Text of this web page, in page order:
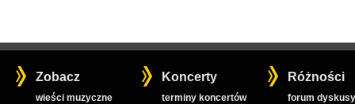
Zobacz
wieści muzyczne
Koncerty
terminy koncertów
Różności
forum